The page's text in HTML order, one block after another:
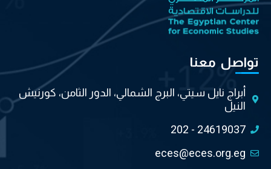
تواصل معنا
أبراج نايل سيتي، البرج الشمالي، الدور الثامن، كورنيش
النيل
202 - 24619037
eces@eces.org.eg